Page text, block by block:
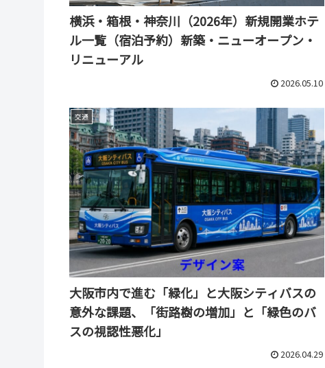
横浜・箱根・神奈川（2026年）新規開業ホテ
ル一覧（宿泊予約）新築・ニューオープン・
リニューアル
2026.05.10
交通
大阪市内で進む「緑化」と大阪シティバスの
意外な課題、「街路樹の増加」と「緑色のバ
スの視認性悪化」
2026.04.29